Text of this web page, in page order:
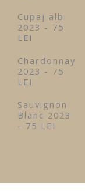
Cupaj alb
2023 - 75
LEI
Chardonnay
2023 - 75
LEI
Sauvignon
Blanc 2023
- 75 LEI